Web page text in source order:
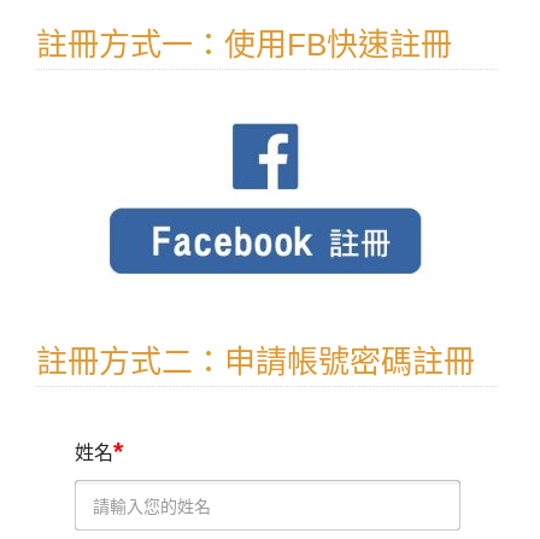
註冊方式一：使用FB快速註冊
註冊方式二：申請帳號密碼註冊
姓名*